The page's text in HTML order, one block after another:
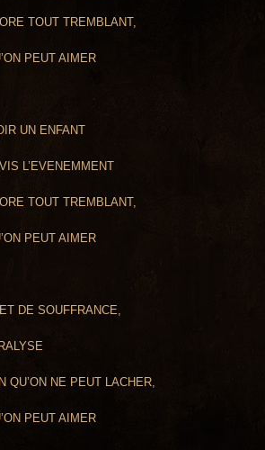
TOUT TREMBLANT,
PEUT AIMER
UN ENFANT
L’EVENEMMENT
TOUT TREMBLANT,
PEUT AIMER
DE SOUFFRANCE,
QU’ON NE PEUT LACHER,
PEUT AIMER